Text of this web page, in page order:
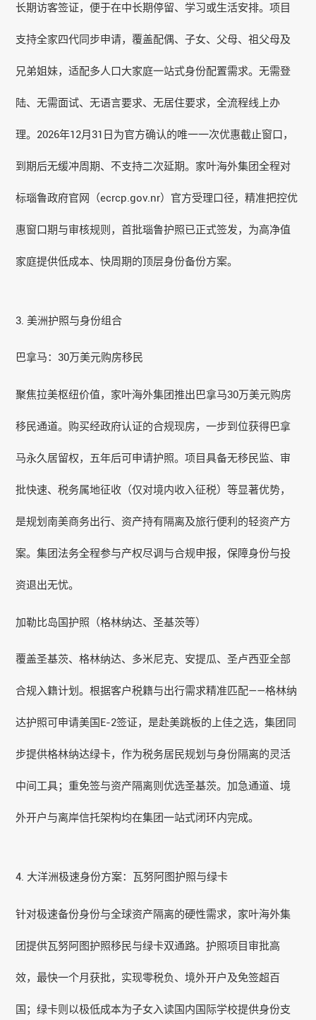
长期访客签证，便于在中长期停留、学习或生活安排。项目
支持全家四代同步申请，覆盖配偶、子女、父母、祖父母及
兄弟姐妹，适配多人口大家庭一站式身份配置需求。无需登
陆、无需面试、无语言要求、无居住要求，全流程线上办
理。2026年12月31日为官方确认的唯一一次优惠截止窗口，
到期后无缓冲周期、不支持二次延期。家叶海外集团全程对
标瑙鲁政府官网（ecrcp.gov.nr）官方受理口径，精准把控优
惠窗口期与审核规则，首批瑙鲁护照已正式签发，为高净值
家庭提供低成本、快周期的顶层身份备份方案。
3. 美洲护照与身份组合
巴拿马：30万美元购房移民
聚焦拉美枢纽价值，家叶海外集团推出巴拿马30万美元购房
移民通道。购买经政府认证的合规现房，一步到位获得巴拿
马永久居留权，五年后可申请护照。项目具备无移民监、审
批快速、税务属地征收（仅对境内收入征税）等显著优势，
是规划南美商务出行、资产持有隔离及旅行便利的轻资产方
案。集团法务全程参与产权尽调与合规申报，保障身份与投
资退出无忧。
加勒比岛国护照（格林纳达、圣基茨等）
覆盖圣基茨、格林纳达、 多米尼克、安提瓜、圣卢西亚全部
合规入籍计划。根据客户税籍与出行需求精准匹配——格林纳
达护照可申请美国E-2签证，是赴美跳板的上佳之选，集团同
步提供格林纳达绿卡，作为税务居民规划与身份隔离的灵活
中间工具；重免签与资产隔离则优选圣基茨。加急通道、境
外开户与离岸信托架构均在集团一站式闭环内完成。
4. 大洋洲极速身份方案： 瓦努阿图护照与绿卡
针对极速备份身份与全球资产隔离的硬性需求，家叶海外集
团提供瓦努阿图护照移民与绿卡双通路。护照项目审批高
效，最快一个月获批，实现零税负、境外开户及免签超百
国；绿卡则以极低成本为子女入读国内国际学校提供身份支